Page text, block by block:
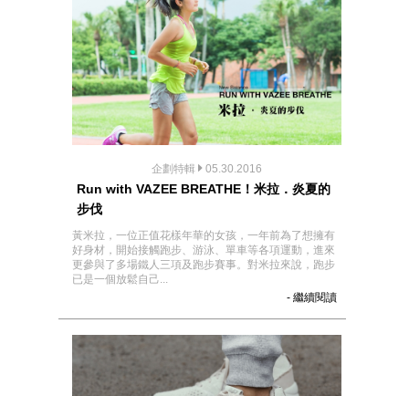
企劃特輯 05.30.2016
Run with VAZEE BREATHE！米拉．炎夏的
步伐
黃米拉，一位正值花樣年華的女孩，一年前為了想擁有
好身材，開始接觸跑步、游泳、單車等各項運動，進來
更參與了多場鐵人三項及跑步賽事。對米拉來說，跑步
已是一個放鬆自己...
- 繼續閱讀